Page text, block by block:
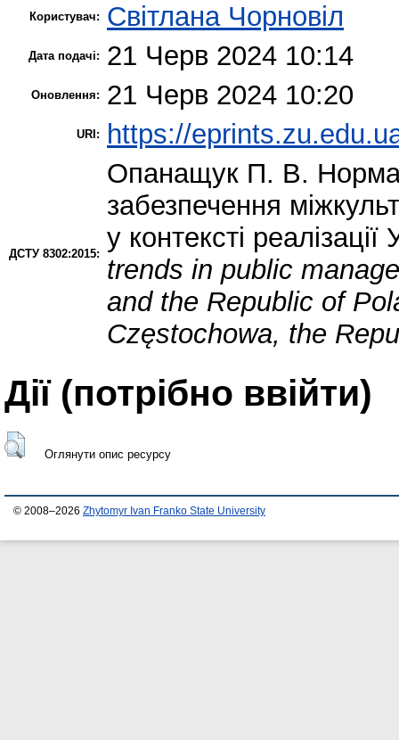
Користувач: Світлана Чорновіл
Дата подачі: 21 Черв 2024 10:14
Оновлення: 21 Черв 2024 10:20
URI: https://
ДСТУ 8302:2015:
Опанащук П. В.
забезпечення
у контексті
trends in public
and the Republic of
Częstochowa, the
Дії ​​(потрібно ввійти)
Оглянути опис ресурсу
© 2008–2026 Zhytomyr Ivan Franko State University